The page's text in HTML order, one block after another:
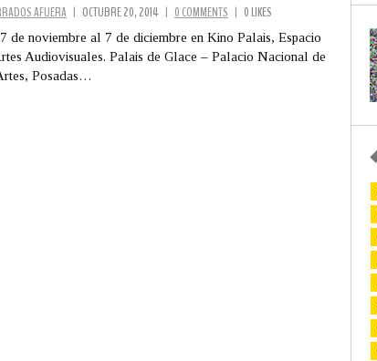
AFUERA | OCTUBRE 20, 2014 | 0 COMMENTS | 0 LIKES
de noviembre al 7 de diciembre en Kino Palais, Espacio
Audiovisuales. Palais de Glace – Palacio Nacional de
Posadas…